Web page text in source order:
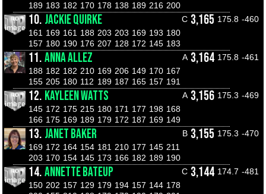
189 183 182 170 178 138 189 216 200
10. JACKIE QUIRKE C 3,165 175.8 -460
161 169 161 188 203 203 169 193 180
157 180 190 176 207 128 172 145 183
11.ANNA ALLEZ A 3,164 175.8 -461
188 182 182 210 169 206 149 170 167
155 205 180 112 189 187 165 157 191
12. KAYLEEN WATTS A 3,156 175.3 -469
145 172 175 215 180 171 177 198 168
166 175 169 189 179 172 187 169 149
13. JANET BAKER B 3,155 175.3 -470
169 172 164 154 181 210 177 145 211
203 170 154 145 173 166 182 189 190
14.ANNETTE BATEUP C 3,144 174.7 -481
150 202 157 129 179 194 157 144 178